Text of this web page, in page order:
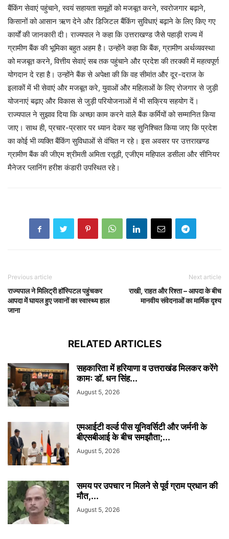
बैंकिंग सेवाएं पहुंचाने, स्वयं सहायता समूहों को मजबूत करने, स्वरोजगार बढ़ाने,
किसानों को आसान ऋण देने और डिजिटल बैंकिंग सुविधाएं बढ़ाने के लिए किए गए
कार्यों की जानकारी दी। राज्यपाल ने कहा कि उत्तराखण्ड जैसे पहाड़ी राज्य में
ग्रामीण बैंक की भूमिका बहुत अहम है। उन्होंने कहा कि बैंक, ग्रामीण अर्थव्यवस्था
को मजबूत करने, वित्तीय सेवाएं सब तक पहुंचाने और प्रदेश की तरक्की में महत्वपूर्ण
योगदान दे रहा है। उन्होंने बैंक से अपेक्षा की कि वह सीमांत और दूर-दराज के
इलाकों में भी सेवाएं और मजबूत करे, युवाओं और महिलाओं के लिए रोजगार से जुड़ी
योजनाएं बढ़ाए और विकास से जुड़ी परियोजनाओं में भी सक्रिय सहयोग दें।
राज्यपाल ने सुझाव दिया कि अच्छा काम करने वाले बैंक कर्मियों को सम्मानित किया
जाए। साथ ही, प्रचार-प्रसार पर ध्यान देकर यह सुनिश्चित किया जाए कि प्रदेश
का कोई भी व्यक्ति बैंकिंग सुविधाओं से वंचित न रहे। इस अवसर पर उत्तराखण्ड
ग्रामीण बैंक की जीएम श्रीमती अमिता रतूड़ी, एजीएम महिपाल डसीला और सीनियर
मैनेजर प्लानिंग हरीश कंडारी उपस्थित रहे।
Previous article
राज्यपाल ने मिलिट्री हॉस्पिटल पहुंचकर
आपदा में घायल हुए जवानों का स्वास्थ्य हाल
जाना
Next article
राखी, राहत और रिश्ता – आपदा के बीच
मानवीय संवेदनाओं का मार्मिक दृश्य
RELATED ARTICLES
सहकारिता में हरियाणा व उत्तराखंड मिलकर करेंगे
कामः डाॅ. धन सिंह...
August 5, 2026
एमआईटी वर्ल्ड पीस यूनिवर्सिटी और जर्मनी के
बीएसबीआई के बीच समझौता;...
August 5, 2026
समय पर उपचार न मिलने से पूर्व ग्राम प्रधान की
मौत,...
August 5, 2026